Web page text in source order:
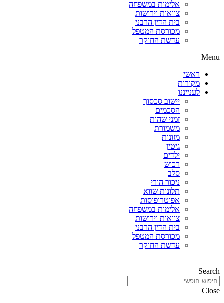
אלימות במשפחה
צוואות וירושות
בית הדין הרבני
מכורסת המטפל
עדשת החוקר
Menu
ראשי
מקורות
לענייננו
יישוב סכסוך
הסכמים
זמני שהות
משמורת
מזונות
גיטין
ילדים
רכוש
סלב
ניכור הורי
תלונות שווא
אפוטרופוסות
אלימות במשפחה
צוואות וירושות
בית הדין הרבני
מכורסת המטפל
עדשת החוקר
Search
Close